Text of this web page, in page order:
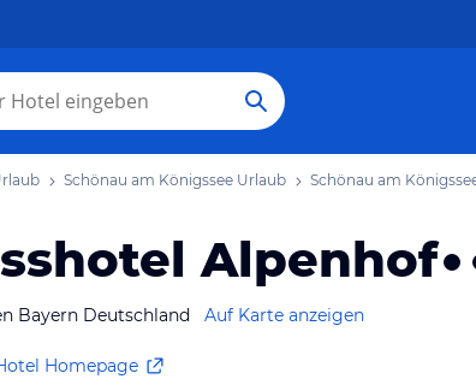
Schönau am Königssee Urlaub Schönau am
Alpenhof
Bayern Deutschland Auf Karte anzeigen
Homepage